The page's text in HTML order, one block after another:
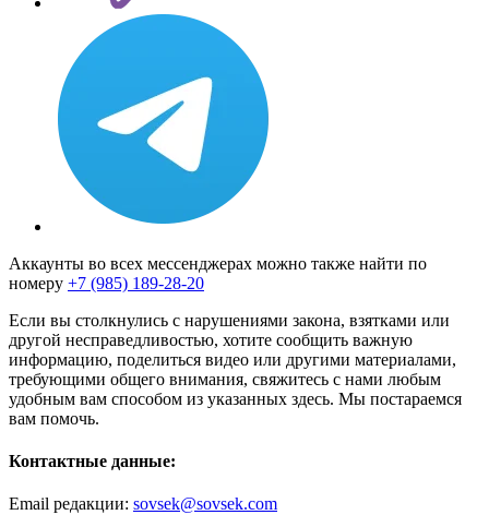
Аккаунты во всех мессенджерах можно также найти по
номеру +7 (985) 189-28-20
Если вы столкнулись с нарушениями закона, взятками или
другой несправедливостью, хотите сообщить важную
информацию, поделиться видео или другими материалами,
требующими общего внимания, свяжитесь с нами любым
удобным вам способом из указанных здесь. Мы постараемся
вам помочь.
Контактные данные:
Email редакции: sovsek@sovsek.com